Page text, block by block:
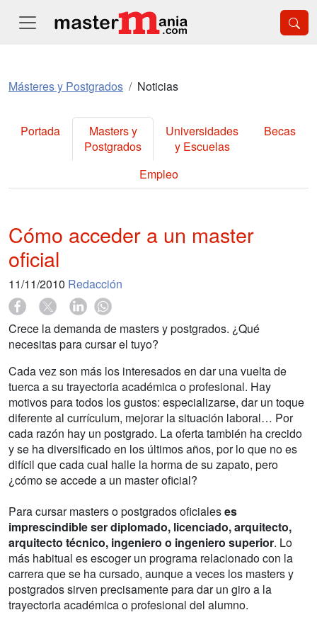
Másteres y Postgrados Noticias
Portada
Masters y
Postgrados
Universidades
y Escuelas
Becas
Empleo
Cómo acceder a un master
oficial
11/11/2010 Redacción
Crece la demanda de masters y postgrados. ¿Qué
necesitas para cursar el tuyo?
Cada vez son más los interesados en dar una vuelta de
tuerca a su trayectoria académica o profesional. Hay
motivos para todos los gustos: especializarse, dar un toque
diferente al currículum, mejorar la situación laboral… Por
cada razón hay un postgrado. La oferta también ha crecido
y se ha diversificado en los últimos años, por lo que no es
difícil que cada cual halle la horma de su zapato, pero
¿cómo se accede a un master oficial?
Para cursar masters o postgrados oficialeses
imprescindible ser diplomado, licenciado, arquitecto,
arquitecto técnico, ingeniero o ingeniero superior. Lo
más habitual es escoger un programa relacionado con la
carrera que se ha cursado, aunque a veces los masters y
postgrados sirven precisamente para dar un giro a la
trayectoria académica o profesional del alumno.